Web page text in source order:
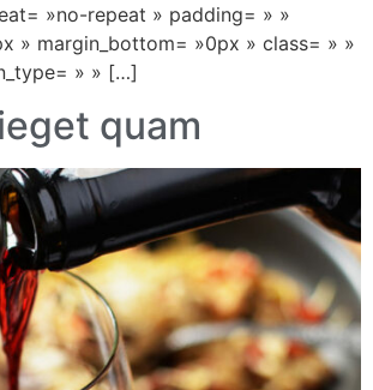
»no-repeat » padding= » »
» margin_bottom= »0px » class= » »
» » […]
quam